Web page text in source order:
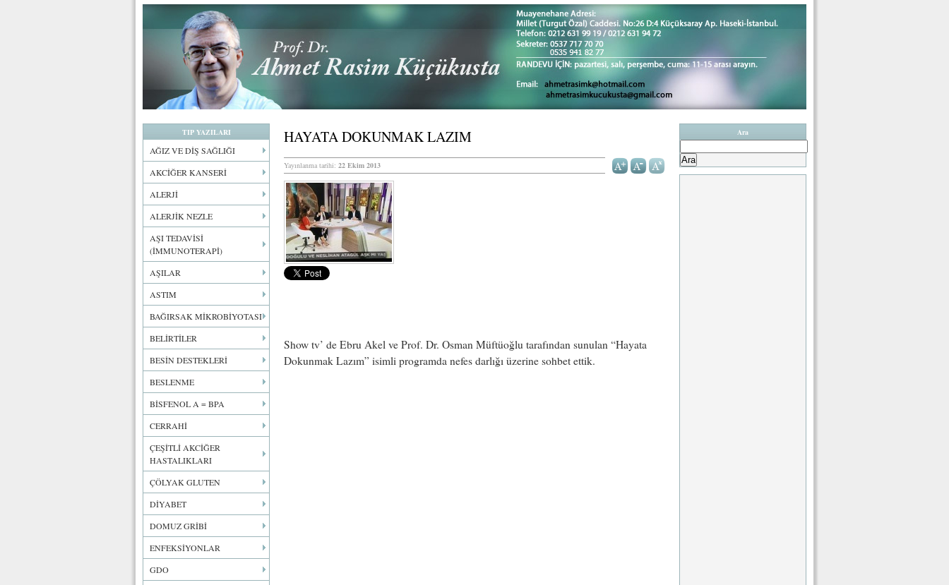
TIP YAZILARI
AĞIZ VE DİŞ SAĞLIĞI
AKCİĞER KANSERİ
ALERJİ
ALERJİK NEZLE
AŞI TEDAVİSİ
(İMMUNOTERAPİ)
AŞILAR
ASTIM
BAĞIRSAK MİKROBİYOTASI
BELİRTİLER
BESİN DESTEKLERİ
BESLENME
BİSFENOL A = BPA
CERRAHİ
ÇEŞİTLİ AKCİĞER
HASTALIKLARI
ÇÖLYAK GLUTEN
DİYABET
DOMUZ GRİBİ
ENFEKSİYONLAR
GDO
HAYATA DOKUNMAK LAZIM
Yayınlanma tarihi: 22 Ekim 2013
Show tv’ de Ebru Akel ve Prof. Dr. Osman Müftüoğlu tarafından sunulan “Hayata
Dokunmak Lazım” isimli programda nefes darlığı üzerine sohbet ettik.
Ara